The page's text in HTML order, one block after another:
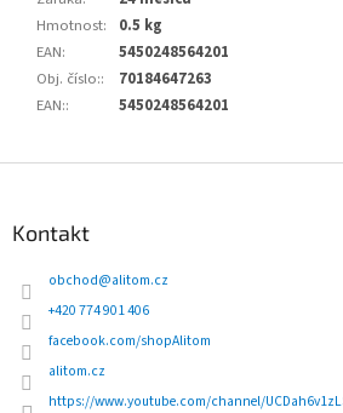
Hmotnost:
0.5 kg
EAN:
5450248564201
Obj. číslo::
70184647263
EAN:: 5450248564201
Kontakt
obchod@alitom.cz
+420 774 901 406
facebook.com/shopAlitom
alitom.cz
https://www.youtube.com/channel/